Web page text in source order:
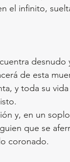
el infinito,
de esta
y toda su
y, en un
que se
coronado.